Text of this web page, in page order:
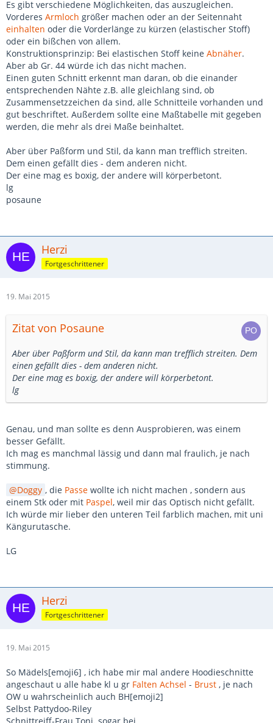
Es gibt verschiedene Möglichkeiten, das auszugleichen.
Vorderes Armloch größer machen oder an der Seitennaht
einhalten oder die Vorderlänge zu kürzen (elastischer Stoff)
oder ein bißchen von allem.
Konstruktionsprinzip: Bei elastischen Stoff keine Abnäher.
Aber ab Gr. 44 würde ich das nicht machen.
Einen guten Schnitt erkennt man daran, ob die einander
entsprechenden Nähte z.B. alle gleichlang sind, ob
Zusammensetzzeichen da sind, alle Schnitteile vorhanden und
gut beschriftet. Außerdem sollte eine Maßtabelle mit gegeben
werden, die mehr als drei Maße beinhaltet.
Aber über Paßform und Stil, da kann man trefflich streiten.
Dem einen gefällt dies - dem anderen nicht.
Der eine mag es boxig, der andere will körperbetont.
lg
posaune
Herzi
Fortgeschrittener
19. Mai 2015
Zitat von Posaune
Aber über Paßform und Stil, da kann man trefflich streiten. Dem
einen gefällt dies - dem anderen nicht.
Der eine mag es boxig, der andere will körperbetont.
lg
Genau, und man sollte es denn Ausprobieren, was einem
besser Gefällt.
Ich mag es manchmal lässig und dann mal fraulich, je nach
stimmung.
Doggy , die Passe wollte ich nicht machen , sondern aus
einem Stk oder mit Paspel, weil mir das Optisch nicht gefällt.
Ich würde mir lieber den unteren Teil farblich machen, mit uni
Kängurutasche.
LG
Herzi
Fortgeschrittener
19. Mai 2015
So Mädels[emoji6] , ich habe mir mal andere Hoodieschnitte
angeschaut u alle habe kl u gr Falten Achsel - Brust , je nach
OW u wahrscheinlich auch BH[emoji2]
Selbst Pattydoo-Riley